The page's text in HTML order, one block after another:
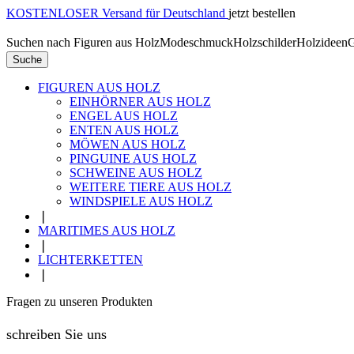
KOSTENLOSER Versand für Deutschland jetzt bestellen
Suchen nach Figuren aus HolzModeschmuckHolzschilderHolzideen
Suche
FIGUREN AUS HOLZ
EINHÖRNER AUS HOLZ
ENGEL AUS HOLZ
ENTEN AUS HOLZ
MÖWEN AUS HOLZ
PINGUINE AUS HOLZ
SCHWEINE AUS HOLZ
WEITERE TIERE AUS HOLZ
WINDSPIELE AUS HOLZ
MARITIMES AUS HOLZ
LICHTERKETTEN
Fragen zu unseren Produkten
schreiben Sie uns